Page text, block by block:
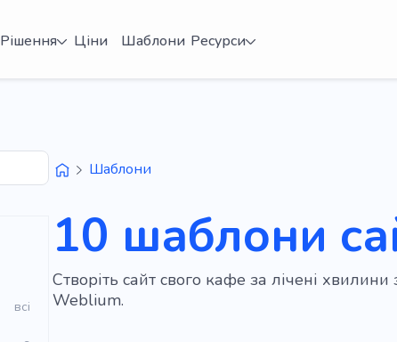
Рішення Ціни Шаблони Ресурси
всі
Шаблони
10 шаблони
Створіть сайт свого кафе за лічені
Weblium.